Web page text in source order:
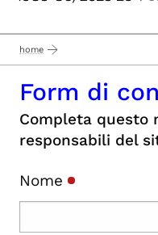
home
Form di
Completa questo
responsabili del
Nome